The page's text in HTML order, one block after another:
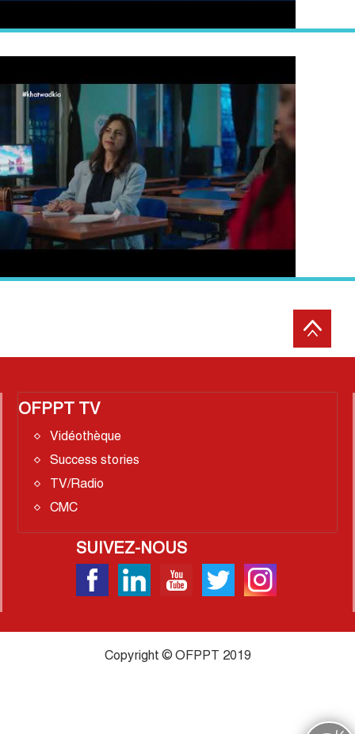
OFPPT TV
Vidéothèque
Success stories
TV/Radio
CMC
SUIVEZ-NOUS
Copyright © OFPPT 2019